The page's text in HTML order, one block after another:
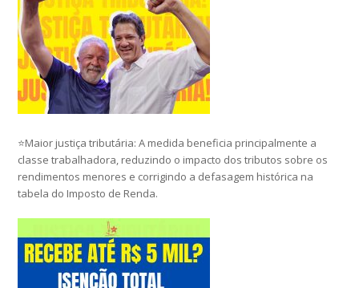
⭐Maior justiça tributária: A medida beneficia principalmente a
classe trabalhadora, reduzindo o impacto dos tributos sobre os
rendimentos menores e corrigindo a defasagem histórica na
tabela do Imposto de Renda.